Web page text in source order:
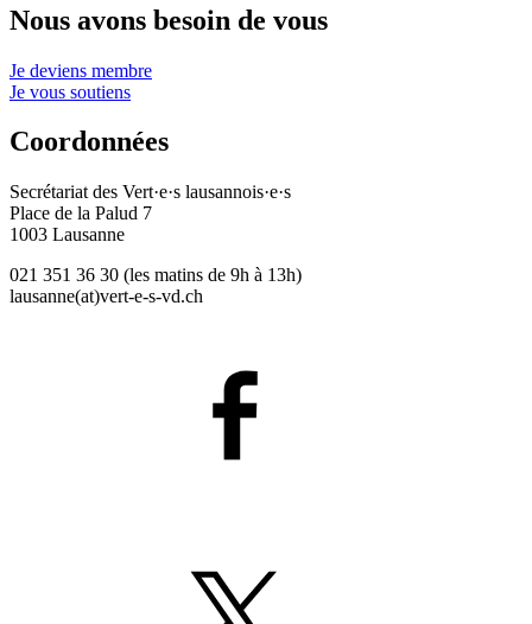
Nous avons besoin de vous
Je deviens membre
Je vous soutiens
Coordonnées
Secrétariat des Vert·e·s lausannois·e·s
Place de la Palud 7
1003 Lausanne
021 351 36 30 (les matins de 9h à 13h)
lausanne(at)vert-e-s-vd.ch